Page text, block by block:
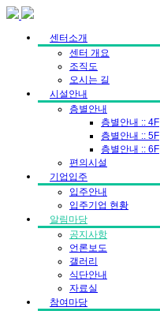
센터소개
센터 개요
조직도
오시는 길
시설안내
층별안내
층별안내 :: 4F
층별안내 :: 5F
층별안내 :: 6F
편의시설
기업입주
입주안내
입주기업 현황
알림마당
공지사항
언론보도
갤러리
식단안내
자료실
참여마당